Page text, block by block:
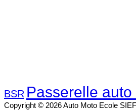
BSR Passerelle auto
Copyright © 2026 Auto Moto Ecole